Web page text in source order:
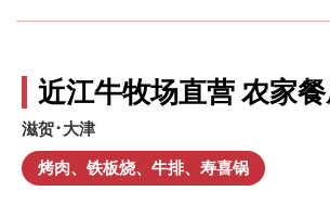
近江牛牧场直营 农家
滋贺･大津
烤肉、铁板烧、牛排、寿喜锅